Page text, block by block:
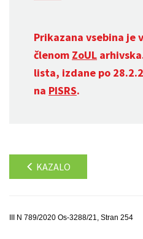
Prikazana vsebina je
členom ZoUL
lista, izdane po
na PISRS.
KAZALO
III N 789/2020 Os-3288/21, Stran 254